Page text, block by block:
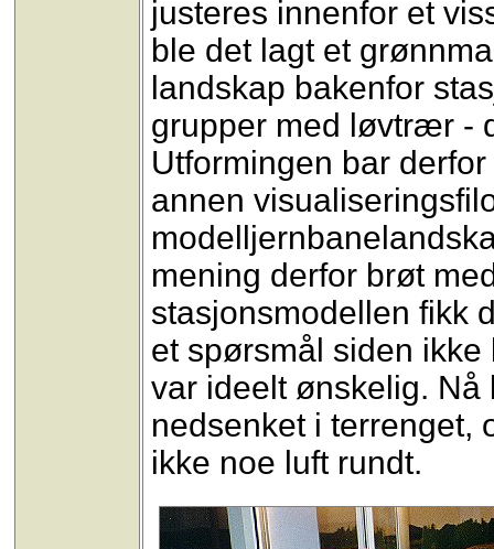
justeres innenfor et
ble det lagt et
landskap bakenfor
grupper med løvtrær -
Utformingen bar
annen
mening derfor brøt
stasjonsmodellen fikk
et spørsmål siden
var ideelt ønskelig. Nå
nedsenket i terrenget,
ikke noe luft rundt.